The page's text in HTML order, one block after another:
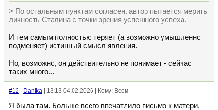
> По остальным пунктам согласен, автор пытается мерить
личность Сталина с точки зрения успешного успеха.
И тем самым полностью теряет (а возможно умышленно
подменяет) истинный смысл явления.
Но, возможно, он действительно не понимает - сейчас
таких много...
#12 Danika | 13:13 04.02.2026 | Кому: Всем
Я была там. Больше всего впечатлило письмо к матери,